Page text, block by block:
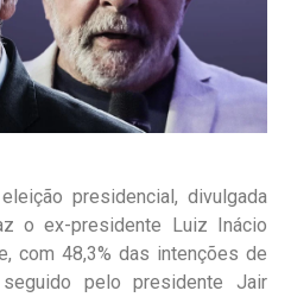
presidencial, divulgada
o ex-presidente Luiz Inácio
com 48,3% das intenções de
pelo presidente Jair